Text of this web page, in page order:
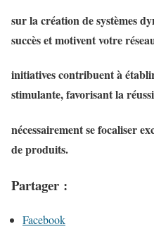
sur la création de systèmes
succès et motivent votre
initiatives contribuent à
stimulante, favorisant la
nécessairement se focaliser
de produits.
Partager :
Facebook